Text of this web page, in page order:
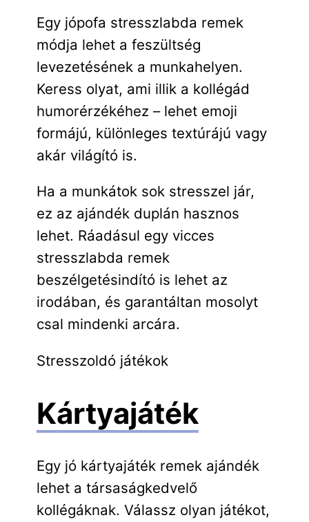
Egy jópofa stresszlabda remek
módja lehet a feszültség
levezetésének a munkahelyen.
Keress olyat, ami illik a kollégád
humorérzékéhez – lehet emoji
formájú, különleges textúrájú vagy
akár világító is.
Ha a munkátok sok stresszel jár,
ez az ajándék duplán hasznos
lehet. Ráadásul egy vicces
stresszlabda remek
beszélgetésindító is lehet az
irodában, és garantáltan mosolyt
csal mindenki arcára.
Stresszoldó játékok
Kártyajáték
Egy jó kártyajáték remek ajándék
lehet a társaságkedvelő
kollégáknak. Válassz olyan játékot,